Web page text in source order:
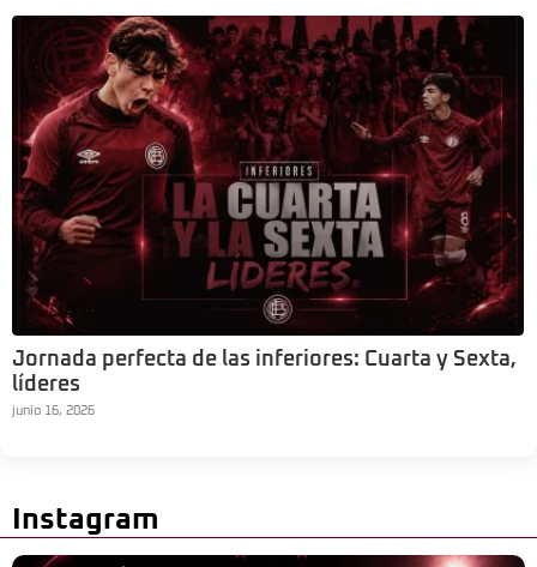
Jornada perfecta de las inferiores: Cuarta y Sexta,
líderes
junio 16, 2026
Instagram